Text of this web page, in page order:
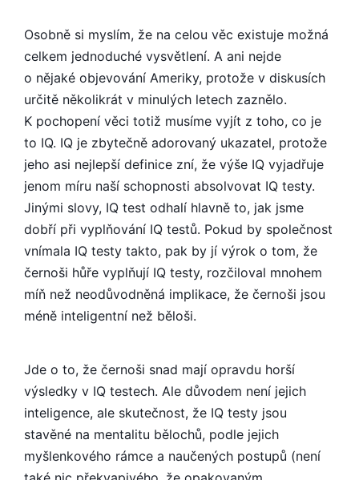
Osobně si myslím, že na celou věc existuje možná
celkem jednoduché vysvětlení. A ani nejde
o nějaké objevování Ameriky, protože v diskusích
určitě několikrát v minulých letech zaznělo.
K pochopení věci totiž musíme vyjít z toho, co je
to IQ. IQ je zbytečně adorovaný ukazatel, protože
jeho asi nejlepší definice zní, že výše IQ vyjadřuje
jenom míru naší schopnosti absolvovat IQ testy.
Jinými slovy, IQ test odhalí hlavně to, jak jsme
dobří při vyplňování IQ testů. Pokud by společnost
vnímala IQ testy takto, pak by jí výrok o tom, že
černoši hůře vyplňují IQ testy, rozčiloval mnohem
míň než neodůvodněná implikace, že černoši jsou
méně inteligentní než běloši.
Jde o to, že černoši snad mají opravdu horší
výsledky v IQ testech. Ale důvodem není jejich
inteligence, ale skutečnost, že IQ testy jsou
stavěné na mentalitu bělochů, podle jejich
myšlenkového rámce a naučených postupů (není